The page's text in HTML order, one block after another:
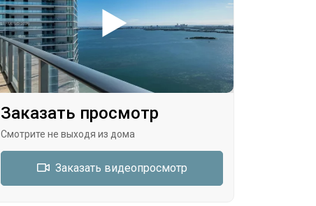
Заказать просмотр
Смотрите не выходя из дома
Заказать видеопросмотр